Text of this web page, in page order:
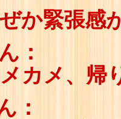
か緊張感
：
カメ、帰
：